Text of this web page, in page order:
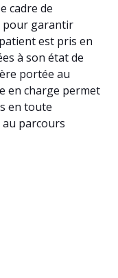
cadre de
pour garantir
est pris en
à son état de
portée au
en charge permet
en toute
parcours